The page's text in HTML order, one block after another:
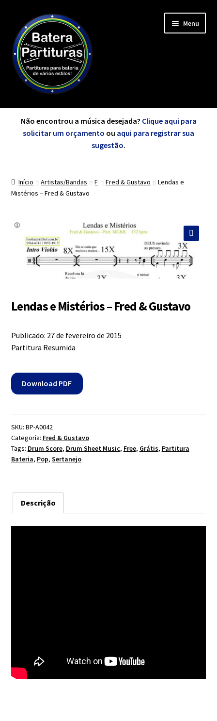
para
navegação
para
o
conteúdo
Menu
Cursos
menu
Grátis
Não encontrou a música desejada? Clique aqui para
solicitar um orçamento ou aqui para registrar sua
sugestão.
Início Artistas/Bandas F Fred & Gustavo
Lendas e
Mistérios – Fred & Gustavo
🔍
Lendas e Mistérios – Fred & Gustavo
Publicado: 27 de fevereiro de 2015
Partitura Resumida
Download PDF
SKU: BP-A0042
Categoria: Fred & Gustavo
Tags: Drum Score, Drum Sheet Music, Free, Grátis, Partitura
Bateria, Pop, Sertanejo
Descrição